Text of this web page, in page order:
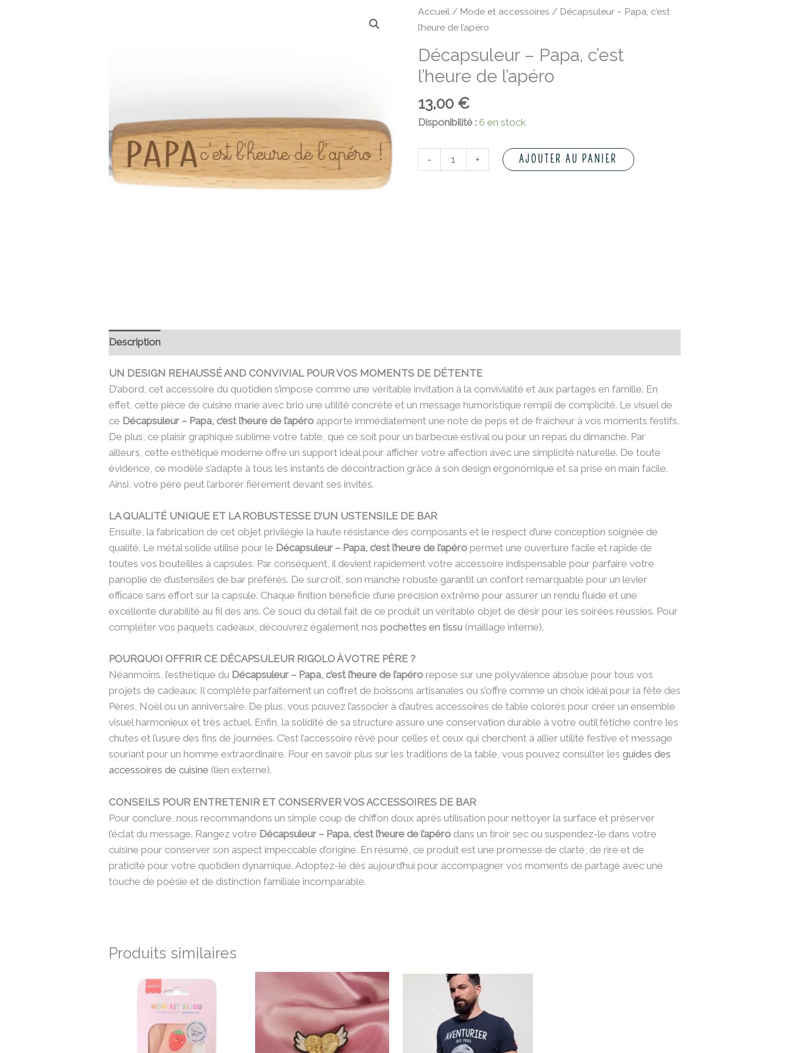
Accueil/ Mode et accessoires / Décapsuleur – Papa, c’est
l’heure de l’apéro
Décapsuleur – Papa, c’est
l’heure de l’apéro
13,00 €
Disponibilité : 6 en stock
-
quantité
de
-
Papa,
l'heure
de
+
AJOUTER AU PANIER
Description
UN DESIGN REHAUSSÉ AND CONVIVIAL POUR VOS MOMENTS DE DÉTENTE
D’abord, cet accessoire du quotidien s’impose comme une véritable invitation à la convivialité et aux partages en famille. En
effet, cette pièce de cuisine marie avec brio une utilité concrète et un message humoristique rempli de complicité. Le visuel de
ce Décapsuleur – Papa, c’est l’heure de l’apéro apporte immédiatement une note de peps et de fraîcheur à vos moments festifs.
De plus, ce plaisir graphique sublime votre table, que ce soit pour un barbecue estival ou pour un repas du dimanche. Par
ailleurs, cette esthétique moderne offre un support idéal pour afficher votre affection avec une simplicité naturelle. De toute
évidence, ce modèle s’adapte à tous les instants de décontraction grâce à son design ergonomique et sa prise en main facile.
Ainsi, votre père peut l’arborer fièrement devant ses invités.
LA QUALITÉ UNIQUE ET LA ROBUSTESSE D’UN USTENSILE DE BAR
Ensuite, la fabrication de cet objet privilégie la haute résistance des composants et le respect d’une conception soignée de
qualité. Le métal solide utilisé pour le Décapsuleur – Papa, c’est l’heure de l’apéro permet une ouverture facile et rapide de
toutes vos bouteilles à capsules. Par conséquent, il devient rapidement votre accessoire indispensable pour parfaire votre
panoplie de d’ustensiles de bar préférés. De surcroît, son manche robuste garantit un confort remarquable pour un levier
efficace sans effort sur la capsule. Chaque finition bénéficie d’une précision extrême pour assurer un rendu fluide et une
excellente durabilité au fil des ans. Ce souci du détail fait de ce produit un véritable objet de désir pour les soirées réussies. Pour
compléter vos paquets cadeaux, découvrez également nospochettes en tissu (maillage interne).
POURQUOI OFFRIR CE DÉCAPSULEUR RIGOLO À VOTRE PÈRE ?
Néanmoins, l’esthétique du Décapsuleur – Papa, c’est l’heure de l’apéro repose sur une polyvalence absolue pour tous vos
projets de cadeaux. Il complète parfaitement un coffret de boissons artisanales ou s’offre comme un choix idéal pour la fête des
Pères, Noël ou un anniversaire. De plus, vous pouvez l’associer à d’autres accessoires de table colorés pour créer un ensemble
visuel harmonieux et très actuel. Enfin, la solidité de sa structure assure une conservation durable à votre outil fétiche contre les
chutes et l’usure des fins de journées. C’est l’accessoire rêvé pour celles et ceux qui cherchent à allier utilité festive et message
souriant pour un homme extraordinaire. Pour en savoir plus sur les traditions de la table, vous pouvez consulter lesguides des
accessoires de cuisine (lien externe).
CONSEILS POUR ENTRETENIR ET CONSERVER VOS ACCESSOIRES DE BAR
Pour conclure, nous recommandons un simple coup de chiffon doux après utilisation pour nettoyer la surface et préserver
l’éclat du message. Rangez votre Décapsuleur – Papa, c’est l’heure de l’apéro dans un tiroir sec ou suspendez-le dans votre
cuisine pour conserver son aspect impeccable d’origine. En résumé, ce produit est une promesse de clarté, de rire et de
praticité pour votre quotidien dynamique. Adoptez-le dès aujourd’hui pour accompagner vos moments de partage avec une
touche de poésie et de distinction familiale incomparable.
Produits similaires